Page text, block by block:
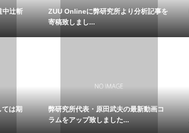
中辻斬
ZUU Onlineに弊研究所より分析記事を
寄稿致しまし...
は期
弊研究所代表・原田武夫の最新動画コ
ラムをアップ致しました...